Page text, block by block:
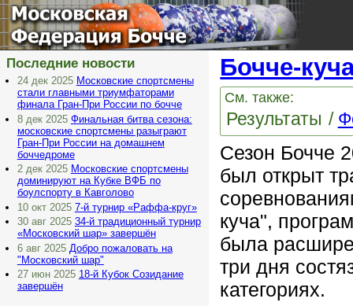
Московская
Федерация Бочче
Бочче-
См. также:
Результаты
Сезон Бочче
был открыт
куча",
была
три дня
категориях.
Последние новости
24 дек 2025 Московские спортсмены
стали главными триумфаторами
финала Гран-При России по бочче
8 дек 2025 Финальная битва сезона:
московские спортсмены разыграют
Гран-При России на домашнем
боччедроме
2 дек 2025 Московские спортсмены
доминируют на Кубке ВФБ по
боулспорту в Кавголово
10 окт 2025 7-й турнир «Раффа-круг»
30 авг 2025 34-й традиционный турнир
«Московский шар» завершён
6 авг 2025 Добро пожаловать на
"Московский шар"
27 июн 2025 18-й Кубок Созидание
завершён